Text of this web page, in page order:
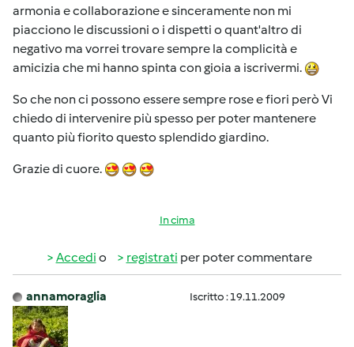
armonia e collaborazione e sinceramente non mi
piacciono le discussioni o i dispetti o quant'altro di
negativo ma vorrei trovare sempre la complicità e
amicizia che mi hanno spinta con gioia a iscrivermi.
So che non ci possono essere sempre rose e fiori però Vi
chiedo di intervenire più spesso per poter mantenere
quanto più fiorito questo splendido giardino.
Grazie di cuore.
In cima
Accedi o registrati per poter commentare
annamoraglia Iscritto : 19.11.2009